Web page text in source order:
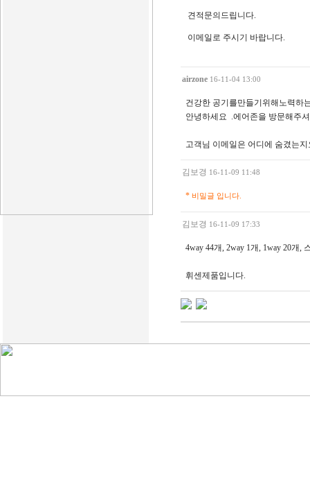
견적문의드립니다.
이메일로 주시기 바랍니다.
airzone 16-11-04 13:00
건강한 공기를만들기위해노력하
안녕하세요 .에어존을 방문해주
고객님 이메일은 어디에 숨겼는
김보경 16-11-09 11:48
* 비밀글 입니다.
김보경 16-11-09 17:33
4way 44개, 2way 1개, 1way 20개,
휘센제품입니다.